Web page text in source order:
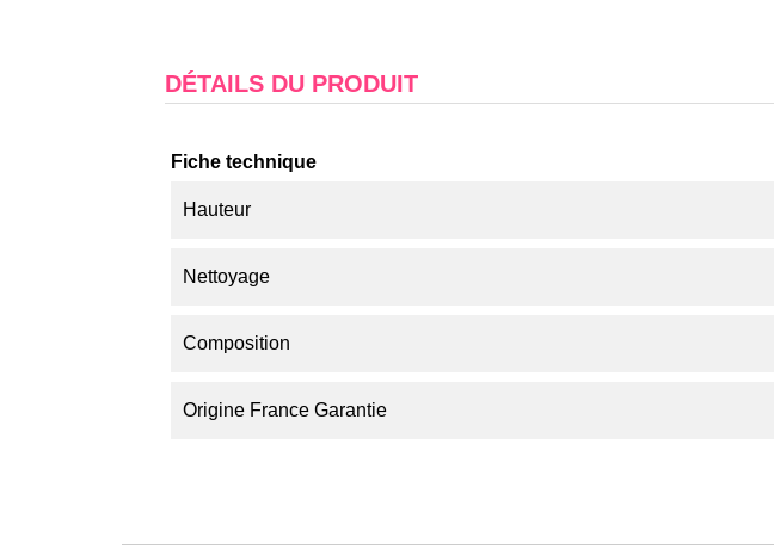
DÉTAILS DU PRODUIT
Fiche technique
Hauteur
Nettoyage
Composition
Origine France Garantie